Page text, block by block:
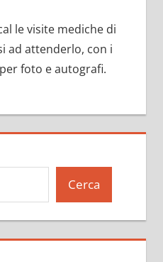
le visite mediche di
ad attenderlo, con i
foto e autografi.
Cerca